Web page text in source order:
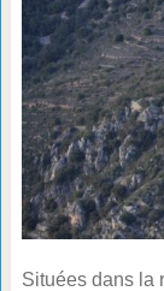
Situées dans la